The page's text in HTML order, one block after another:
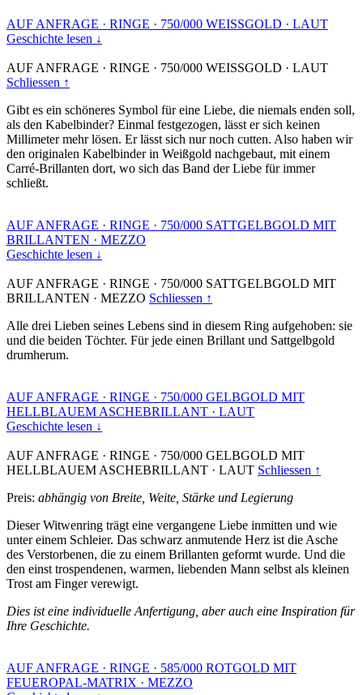
AUF ANFRAGE · RINGE · 750/000 WEISSGOLD · LAUT
Geschichte lesen ↓
AUF ANFRAGE · RINGE · 750/000 WEISSGOLD · LAUT
Schliessen ↑
Gibt es ein schöneres Symbol für eine Liebe, die niemals enden soll,
als den Kabelbinder? Einmal festgezogen, lässt er sich keinen
Millimeter mehr lösen. Er lässt sich nur noch cutten. Also haben wir
den originalen Kabelbinder in Weißgold nachgebaut, mit einem
Carré-Brillanten dort, wo sich das Band der Liebe für immer
schließt.
AUF ANFRAGE · RINGE · 750/000 SATTGELBGOLD MIT
BRILLANTEN · MEZZO
Geschichte lesen ↓
AUF ANFRAGE · RINGE · 750/000 SATTGELBGOLD MIT
BRILLANTEN · MEZZO Schliessen ↑
Alle drei Lieben seines Lebens sind in diesem Ring aufgehoben: sie
und die beiden Töchter. Für jede einen Brillant und Sattgelbgold
drumherum.
AUF ANFRAGE · RINGE · 750/000 GELBGOLD MIT
HELLBLAUEM ASCHEBRILLANT · LAUT
Geschichte lesen ↓
AUF ANFRAGE · RINGE · 750/000 GELBGOLD MIT
HELLBLAUEM ASCHEBRILLANT · LAUT Schliessen ↑
Preis: abhängig von Breite, Weite, Stärke und Legierung
Dieser Witwenring trägt eine vergangene Liebe inmitten und wie
unter einem Schleier. Das schwarz anmutende Herz ist die Asche
des Verstorbenen, die zu einem Brillanten geformt wurde. Und die
den einst trospendenen, warmen, liebenden Mann selbst als kleinen
Trost am Finger verewigt.
Dies ist eine individuelle Anfertigung, aber auch eine Inspiration für
Ihre Geschichte.
AUF ANFRAGE · RINGE · 585/000 ROTGOLD MIT
FEUEROPAL-MATRIX · MEZZO